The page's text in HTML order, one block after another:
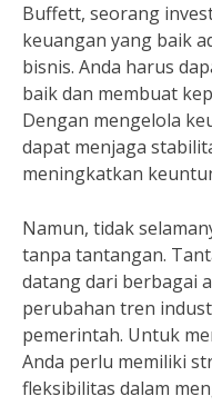
Buffett, seorang
keuangan yang baik
bisnis. Anda harus
baik dan membuat
Dengan mengelola
dapat menjaga
meningkatkan
Namun, tidak
tanpa tantangan.
datang dari berbagai
perubahan tren
pemerintah. Untuk
Anda perlu memiliki
fleksibilitas dalam